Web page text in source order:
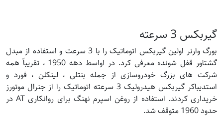
گیربکس 3 سرعته
بورگ وارنر اولین گیربکس اتوماتیک را با 3 سرعت و استفاده از مبدل
گشتاور قفل شونده معرفی کرد. در اواسط دهه 1950 ، تقریباً همه
شرکت های بزرگ خودروسازی از جمله بنتلی ، لینکلن ، فورد و
استدیباکر گیربکس هیدرولیک 3 سرعته اتوماتیک را از جنرال موتورز
خریداری کردند. استفاده از روغن اسپرم نهنگ برای روانکاری AT در
حدود 1960 متوقف شد.